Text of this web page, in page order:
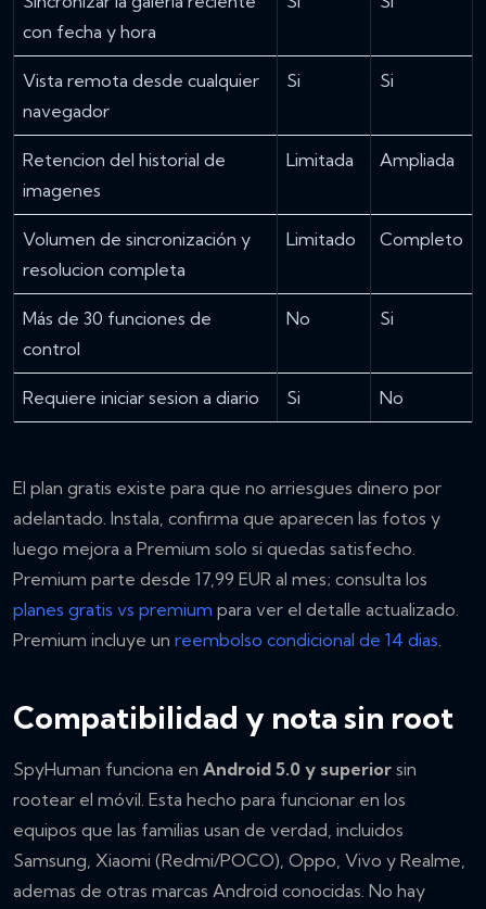
con fecha y hora
Vista remota desde cualquier
navegador
Si Si
Retencion del historial de
imagenes
Limitada Ampliada
Volumen de sincronización y
resolucion completa
Limitado Completo
Más de 30 funciones de
control
No Si
Requiere iniciar sesion a diario Si No
El plan gratis existe para que no arriesgues dinero por
adelantado. Instala, confirma que aparecen las fotos y
luego mejora a Premium solo si quedas satisfecho.
Premium parte desde 17,99 EUR al mes; consulta los
planes gratis vs premium para ver el detalle actualizado.
Premium incluye un reembolso condicional de 14 dias.
Compatibilidad y nota sin root
SpyHuman funciona en Android 5.0 y superior sin
rootear el móvil. Esta hecho para funcionar en los
equipos que las familias usan de verdad, incluidos
Samsung, Xiaomi (Redmi/POCO), Oppo, Vivo y Realme,
ademas de otras marcas Android conocidas. No hay